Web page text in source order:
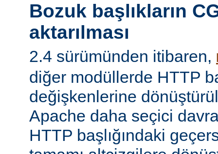
Bozuk başlıkların
aktarılması
2.4 sürümünden itibaren,
diğer modüllerde HTTP
değişkenlerine
Apache daha seçici
HTTP başlığındaki